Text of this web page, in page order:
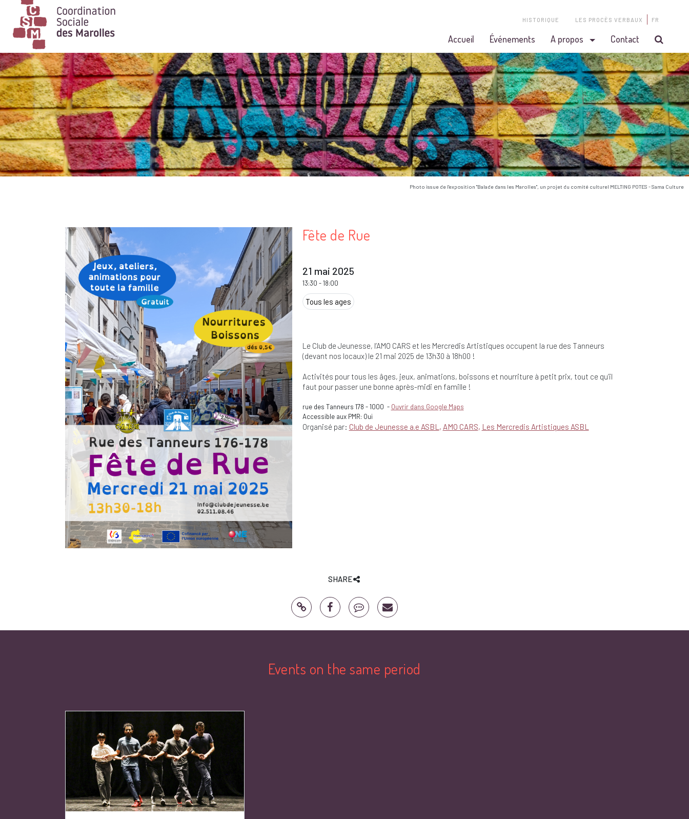
Main Navigation
HISTORIQUE LES PROCÈS VERBAUX FR
Accueil Événements A propos Contact
Photo issue de l'exposition "Balade dans les Marolles", un projet du comité culturel MELTING POTES - Sama Culture
Fête de Rue
21 mai 2025
13:30 -18:00
Tous les ages
Le Club de Jeunesse, l’AMO CARS et les Mercredis Artistiques occupent la rue des Tanneurs
(devant nos locaux) le 21 mai 2025 de 13h30 à 18h00 !
Activités pour tous les âges, jeux, animations, boissons et nourriture à petit prix, tout ce qu’il
faut pour passer une bonne après-midi en famille !
rue des Tanneurs 178 - 1000 - Ouvrir dans Google Maps
Accessible aux PMR: Oui
Organisé par: Club de Jeunesse a.e ASBL AMO CARS Les Mercredis Artistiques ASBL
SHARE
Events on the same period